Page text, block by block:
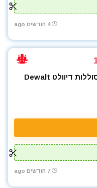
4 חודשים ago
מתאם טעינה לסוללות דיוולט Dewalt
7 חודשים ago